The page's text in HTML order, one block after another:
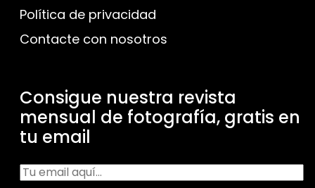
Política de privacidad
Contacte con nosotros
Consigue nuestra revista
mensual de fotografía, gratis en
tu email